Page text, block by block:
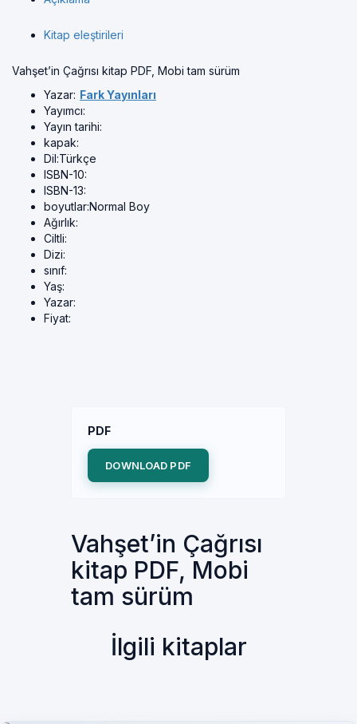
Kitap eleştirileri
Vahşet’in Çağrısı kitap PDF, Mobi tam sürüm
Yazar: Fark Yayınları
Yayımcı:
Yayın tarihi:
kapak:
Dil:Türkçe
ISBN-10:
ISBN-13:
boyutlar:Normal Boy
Ağırlık:
Ciltli:
Dizi:
sınıf:
Yaş:
Yazar:
Fiyat:
PDF
DOWNLOAD PDF
Vahşet’in Çağrısı
kitap PDF, Mobi
tam sürüm
İlgili kitaplar